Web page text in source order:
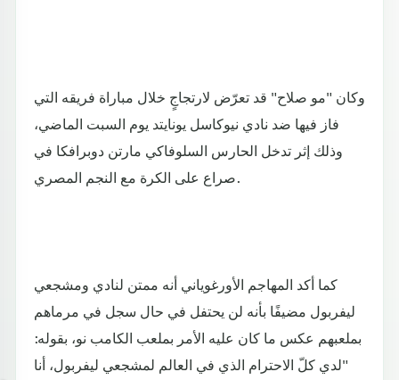
وكان "مو صلاح" قد تعرّض لارتجاجٍ خلال مباراة فريقه التي
فاز فيها ضد نادي نيوكاسل يونايتد يوم السبت الماضي،
وذلك إثر تدخل الحارس السلوفاكي مارتن دوبرافكا في
صراع على الكرة مع النجم المصري.
كما أكد المهاجم الأورغوياني أنه ممتن لنادي ومشجعي
ليفربول مضيفًا بأنه لن يحتفل في حال سجل في مرماهم
بملعبهم عكس ما كان عليه الأمر بملعب الكامب نو، بقوله:
"لدي كلّ الاحترام الذي في العالم لمشجعي ليفربول، أنا